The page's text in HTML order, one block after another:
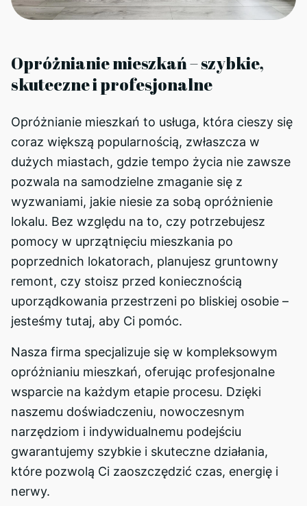
Opróżnianie mieszkań – szybkie,
skuteczne i profesjonalne
Opróżnianie mieszkań to usługa, która cieszy się
coraz większą popularnością, zwłaszcza w
dużych miastach, gdzie tempo życia nie zawsze
pozwala na samodzielne zmaganie się z
wyzwaniami, jakie niesie za sobą opróżnienie
lokalu. Bez względu na to, czy potrzebujesz
pomocy w uprzątnięciu mieszkania po
poprzednich lokatorach, planujesz gruntowny
remont, czy stoisz przed koniecznością
uporządkowania przestrzeni po bliskiej osobie –
jesteśmy tutaj, aby Ci pomóc.
Nasza firma specjalizuje się w kompleksowym
opróżnianiu mieszkań, oferując profesjonalne
wsparcie na każdym etapie procesu. Dzięki
naszemu doświadczeniu, nowoczesnym
narzędziom i indywidualnemu podejściu
gwarantujemy szybkie i skuteczne działania,
które pozwolą Ci zaoszczędzić czas, energię i
nerwy.